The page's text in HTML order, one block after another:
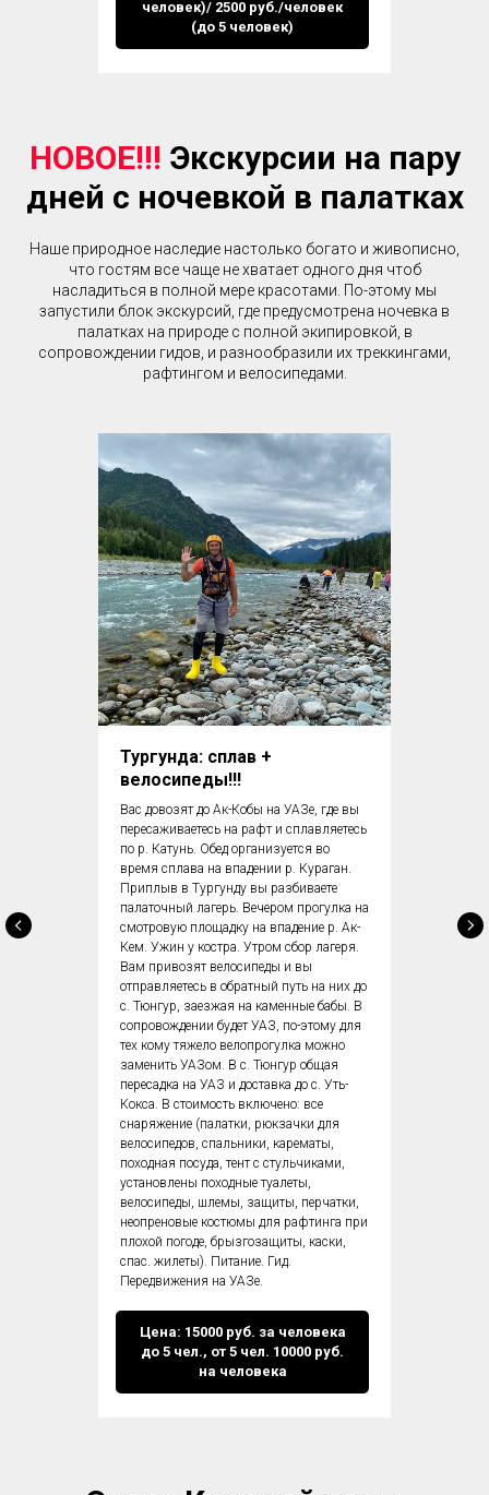
человек)/ 2500 руб./человек
(до 5 человек)
НОВОЕ!!! Экскурсии на пару
дней с ночевкой в палатках
Наше природное наследие настолько богато и живописно,
что гостям все чаще не хватает одного дня чтоб
насладиться в полной мере красотами. По-этому мы
запустили блок экскурсий, где предусмотрена ночевка в
палатках на природе с полной экипировкой, в
сопровождении гидов, и разнообразили их треккингами,
рафтингом и велосипедами.
Тургунда: сплав +
велосипеды!!!
Вас довозят до Ак-Кобы на УАЗе, где вы
пересаживаетесь на рафт и сплавляетесь
по р. Катунь. Обед организуется во
время сплава на впадении р. Кураган.
Приплыв в Тургунду вы разбиваете
палаточный лагерь. Вечером прогулка на
смотровую площадку на впадение р. Ак-
Кем. Ужин у костра. Утром сбор лагеря.
Вам привозят велосипеды и вы
отправляетесь в обратный путь на них до
с. Тюнгур, заезжая на каменные бабы. В
сопровождении будет УАЗ, по-этому для
тех кому тяжело велопрогулка можно
заменить УАЗом. В с. Тюнгур общая
пересадка на УАЗ и доставка до с. Уть-
Кокса. В стоимость включено: все
снаряжение (палатки, рюкзачки для
велосипедов, спальники, карематы,
походная посуда, тент с стульчиками,
установлены походные туалеты,
велосипеды, шлемы, защиты, перчатки,
неопреновые костюмы для рафтинга при
плохой погоде, брызгозащиты, каски,
спас. жилеты). Питание. Гид.
Передвижения на УАЗе.
Цена: 15000 руб. за человека
до 5 чел., от 5 чел. 10000 руб.
на человека